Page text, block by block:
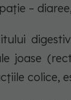
–
joase
colice,